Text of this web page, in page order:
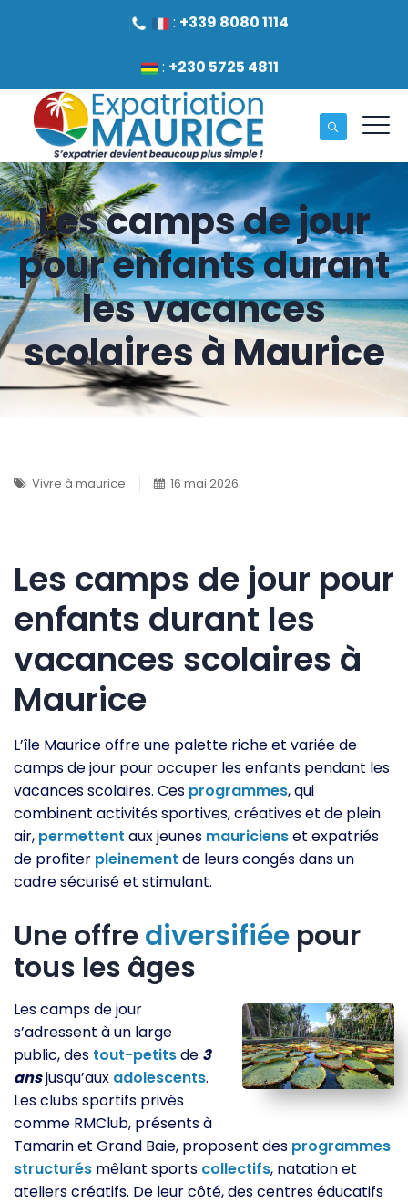
: +339 8080 1114
: +230 5725 4811
Les camps de jour
pour enfants durant
les vacances
scolaires à Maurice
Vivre à maurice 16 mai 2026
Les camps de jour pour
enfants durant les
vacances scolaires à
Maurice
L’île Maurice offre une palette riche et variée de
camps de jour pour occuper les enfants pendant les
vacances scolaires. Ces programmes, qui
combinent activités sportives, créatives et de plein
air, permettent aux jeunes mauricienset expatriés
de profiter pleinement de leurs congés dans un
cadre sécurisé et stimulant.
Une offrediversifiée pour
tous les âges
Les camps de jour
s’adressent à un large
public, des tout-petitsde 3
ansjusqu’aux adolescents.
Les clubs sportifs privés
comme RMClub, présents à
Tamarin et Grand Baie, proposent des programmes
structurés mêlant sports collectifs, natation et
ateliers créatifs. De leur côté, des centres éducatifs